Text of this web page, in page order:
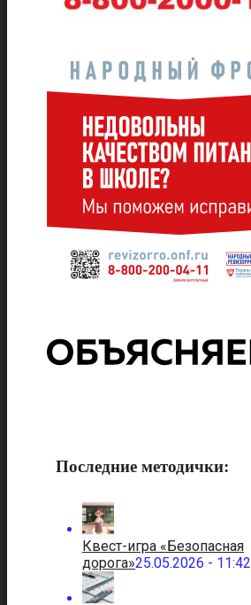
Последние методички:
Квест-игра «Безопасная
дорога»25.05.2026 - 11:42